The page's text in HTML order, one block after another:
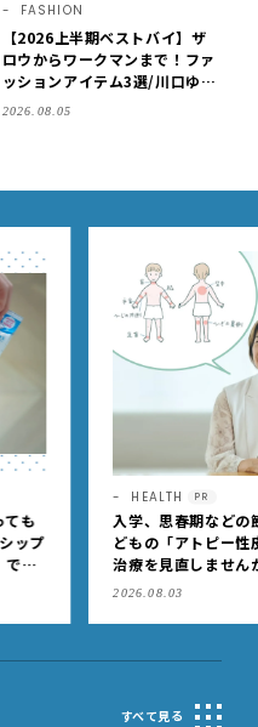
FASHION
【2026上半期ベストバイ】ザ
ロウからワークマンまで！ファ
ッションアイテム3選/川口ゆか
り
2026.08.05
HEALTH PR
入学、思春期などの節目に
どもの「アトピー性皮膚炎
治療を見直しませんか？
2026.08.03
すべて見る